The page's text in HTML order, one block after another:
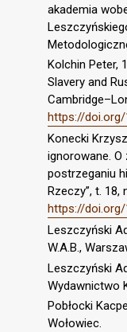
akademia
Kolchin Peter,
Slavery and
https://doi.org/
Konecki
ignorowane.
postrzeganiu
Rzeczy”, t. 18,
https://doi.org/
Leszczyński
W.A.B.,
Leszczyński
Wydawnictwo
Pobłocki
Wołowiec.